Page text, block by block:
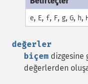
e, E, f, F, g,G, h,
değerler
biçem dizgesine
değerlerden